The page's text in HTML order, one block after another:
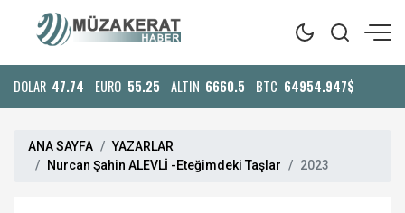
DOLAR 47.74 EURO 55.25 ALTIN 6660.5 BTC 64954.947$
ANA SAYFA
YAZARLAR
Nurcan Şahin ALEVLİ -Eteğimdeki Taşlar
2023